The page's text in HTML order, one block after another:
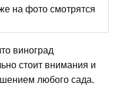
на фото смотрятся
виноград
стоит внимания и
любого сада.